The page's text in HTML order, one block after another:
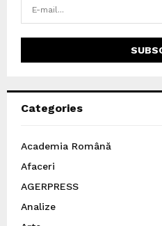
Categories
Academia Română
Afaceri
AGERPRESS
Analize